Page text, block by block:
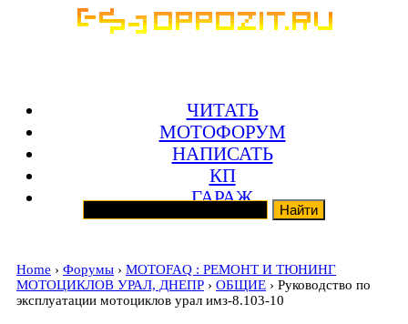
ЧИТАТЬ
МОТОФОРУМ
НАПИСАТЬ
КП
ГАРАЖ
Home › Форумы › MOTOFAQ : РЕМОНТ И ТЮНИНГ
МОТОЦИКЛОВ УРАЛ, ДНЕПР › ОБЩИЕ › Руководство по
эксплуатации мотоциклов урал имз-8.103-10